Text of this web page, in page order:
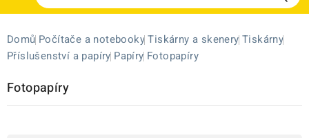
Domů Počítače a notebooky Tiskárny a skenery Tiskárny
Příslušenství a papíry Papíry Fotopapíry
Fotopapíry